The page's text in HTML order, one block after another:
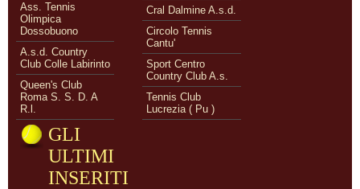
Ass. Tennis
Olimpica
Dossobuono
A.s.d. Country
Club Colle Labirinto
Queen's Club
Roma S. S. D. A
R.l.
Cral Dalmine A.s.d.
Circolo Tennis
Cantu'
Sport Centro
Country Club A.s.
Tennis Club
Lucrezia ( Pu )
GLI
ULTIMI
INSERITI